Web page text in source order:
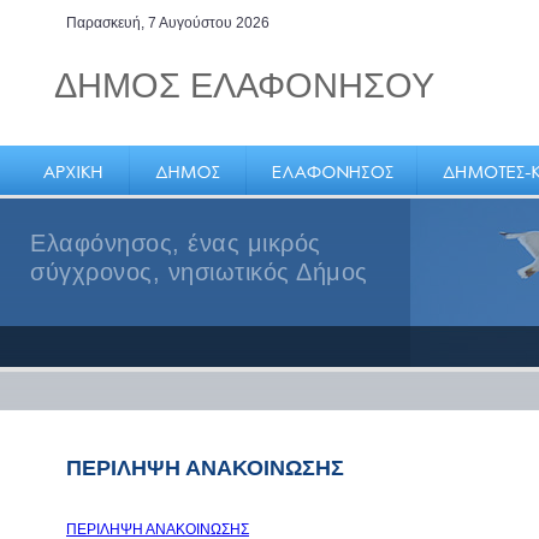
Παρασκευή, 7 Αυγούστου 2026
ΔΗΜΟΣ ΕΛΑΦΟΝΗΣΟΥ
Ελαφόνησος, ένας μικρός
σύγχρονος, νησιωτικός Δήμος
ΠΕΡΙΛΗΨΗ ΑΝΑΚΟΙΝΩΣΗΣ
ΠΕΡΙΛΗΨΗ ΑΝΑΚΟΙΝΩΣΗΣ